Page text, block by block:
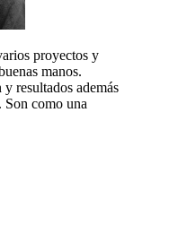
proyectos y
manos.
resultados además
Son como una